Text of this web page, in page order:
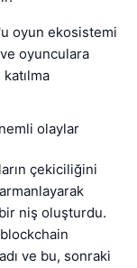
oyun ekosistemi
oyunculara
olaylar
çekiciliğini
niş oluşturdu.
ve bu, sonraki